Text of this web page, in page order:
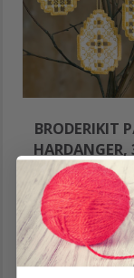
BRODERIKIT
HARDANGER,
74,95
Antal